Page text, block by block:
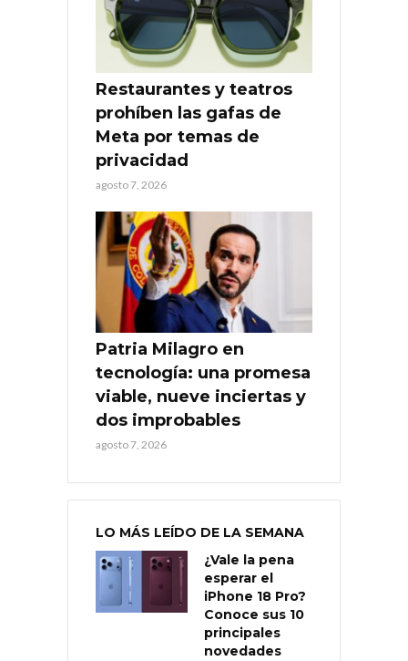
Restaurantes y teatros
prohíben las gafas de
Meta por temas de
privacidad
agosto 7, 2026
Patria Milagro en
tecnología: una promesa
viable, nueve inciertas y
dos improbables
agosto 7, 2026
LO MÁS LEÍDO DE LA SEMANA
¿Vale la pena
esperar el
iPhone 18 Pro?
Conoce sus 10
principales
novedades